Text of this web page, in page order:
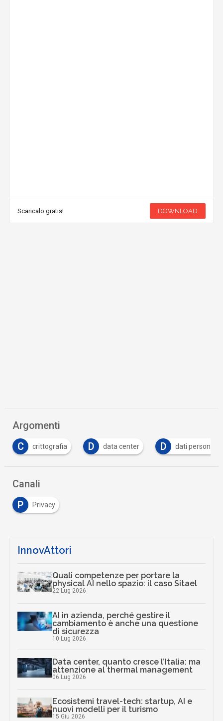
Scaricalo gratis! DOWNLOAD
Argomenti
C
crittografia D data center D dati personali
Canali
P
Privacy
InnovAttori
Quali competenze per portare la
physical AI nello spazio: il caso Sitael
22 Lug 2026
AI in azienda, perché gestire il
cambiamento è anche una questione
di sicurezza
10 Lug 2026
Data center, quanto cresce l’Italia: ma
attenzione al thermal management
06 Lug 2026
Ecosistemi travel-tech: startup, AI e
nuovi modelli per il turismo
15 Giu 2026